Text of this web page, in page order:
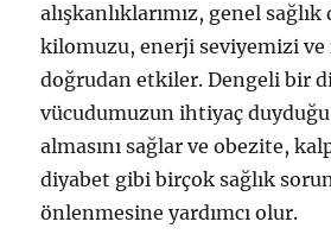
alışkanlıklarımız, genel
kilomuzu, enerji seviyemizi
doğrudan etkiler. Dengeli bir
vücudumuzun ihtiyaç
almasını sağlar ve obezite,
diyabet gibi birçok sağlık
önlenmesine yardımcı olur.